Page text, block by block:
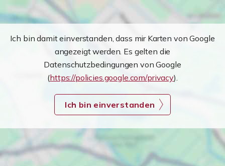
Ich bin damit einverstanden, dass mir Karten von Google
angezeigt werden. Es gelten die
Datenschutzbedingungen von Google
(https://policies.google.com/privacy).
Ich bin einverstanden